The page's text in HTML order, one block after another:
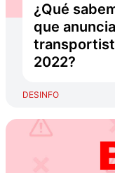
¿Qué
que
2022?
DESINFO